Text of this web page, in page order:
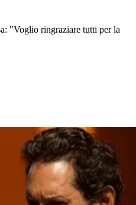
"Voglio ringraziare tutti per la